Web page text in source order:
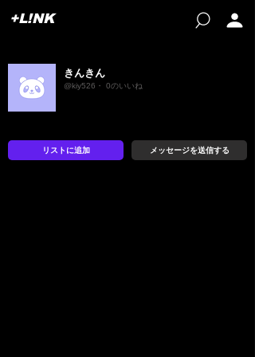
+L!NK
きんきん
@kiy526・ 0のいいね
リストに追加 メッセージを送信する